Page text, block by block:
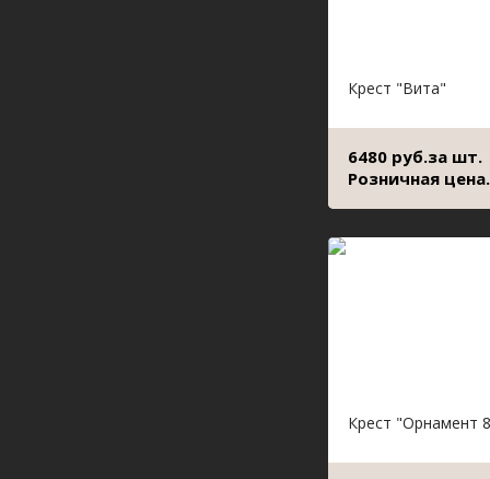
Крест "Вита"
6480 руб.за шт.
Розничная цена.
Крест "Орнамент